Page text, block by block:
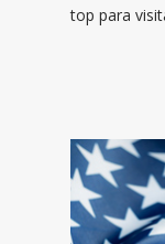
top para